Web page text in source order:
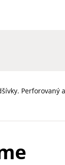
Perforovaný